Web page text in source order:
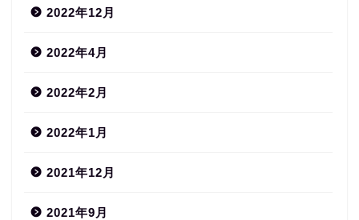
2022年12月
2022年4月
2022年2月
2022年1月
2021年12月
2021年9月